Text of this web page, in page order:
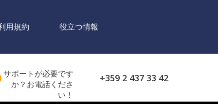
用規約 役立つ情報
サポートが必要です
か？お電話くださ
い！
+359 2 437 33 42